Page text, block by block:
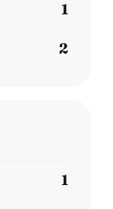
1
2
1